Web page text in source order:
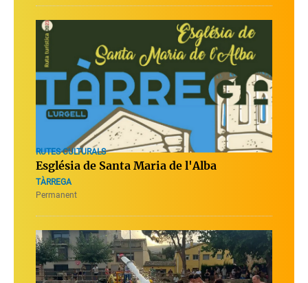
RUTES CULTURALS
Església de Santa Maria de l'Alba
TÀRREGA
Permanent